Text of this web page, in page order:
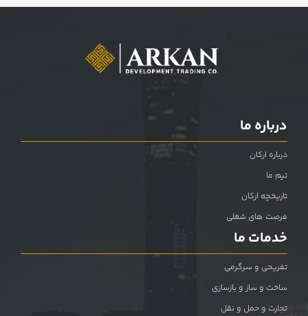
درباره ما
درباره ارکان
تیم ما
تاریخچه ارکان
فرصت های شغلی
خدمات ما
تفریحی و سرگرمی
ساخت و ساز و بازسازی
تجارت و حمل و نقل